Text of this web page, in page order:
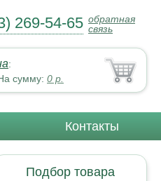
269-54-65 обратная
связь
:
сумму: 0 р.
Контакты
Подбор товара